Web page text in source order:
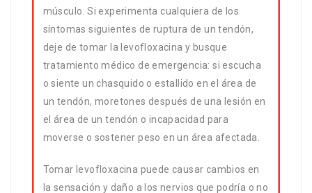
músculo. Si experimenta cualquiera de los
síntomas siguientes de ruptura de un tendón,
deje de tomar la levofloxacina y busque
tratamiento médico de emergencia: si escucha
o siente un chasquido o estallido en el área de
un tendón, moretones después de una lesión en
el área de un tendón o incapacidad para
moverse o sostener peso en un área afectada.
Tomar levofloxacina puede causar cambios en
la sensación y daño a los nervios que podría o no